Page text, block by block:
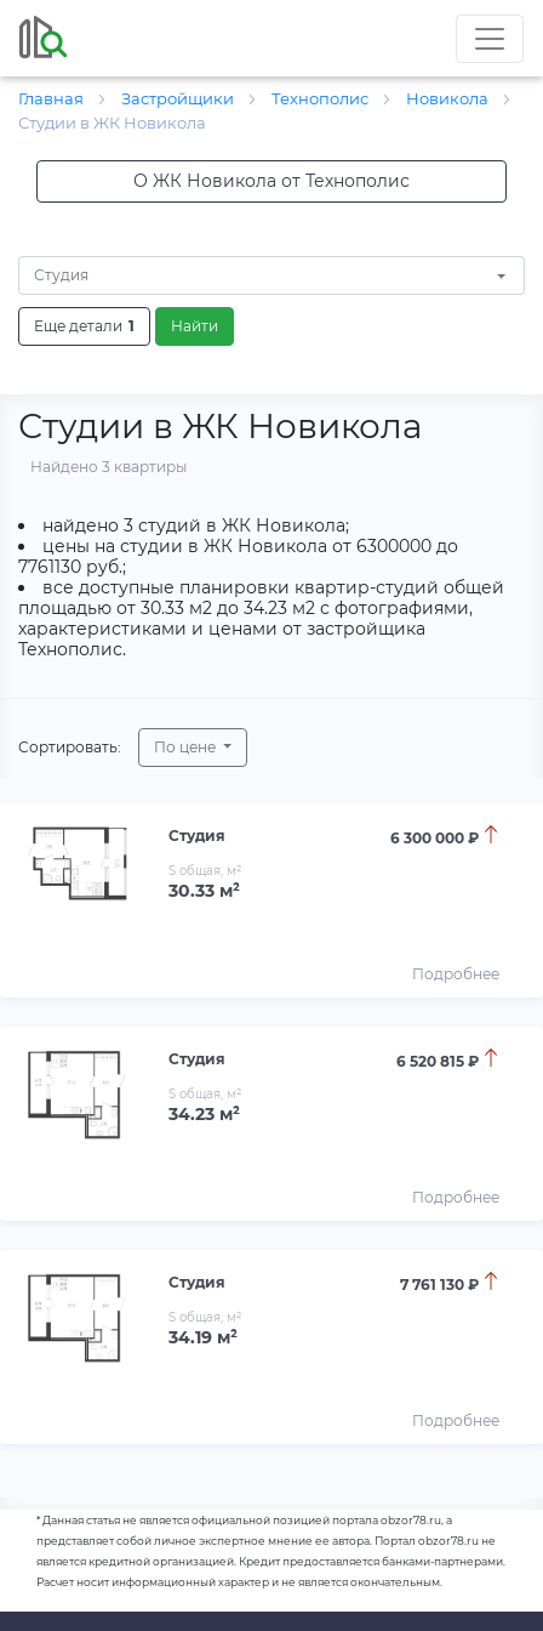
Главная Застройщики Технополис
Новикола
Студии в ЖК Новикола
О ЖК Новикола от Технополис
Студия
Еще детали 1 Найти
Студии в ЖК Новикола
Найдено 3 квартиры
найдено 3 студий в ЖК Новикола;
цены на студии в ЖК Новикола от 6300000 до
7761130 руб.;
все доступные планировки квартир-студий общей
площадью от 30.33 м2 до 34.23 м2 с фотографиями,
характеристиками и ценами от застройщика
Технополис.
Сортировать: По цене
Студия 6 300 000 ₽
S общая, м²
30.33 м²
Подробнее
Студия 6 520 815 ₽
S общая, м²
34.23 м²
Подробнее
Студия 7 761 130 ₽
S общая, м²
34.19 м²
Подробнее
* Данная статья не является официальной позицией портала obzor78.ru, а
представляет собой личное экспертное мнение ее автора. Портал obzor78.ru не
является кредитной организацией. Кредит предоставляется банками-партнерами.
Расчет носит информационный характер и не является окончательным.